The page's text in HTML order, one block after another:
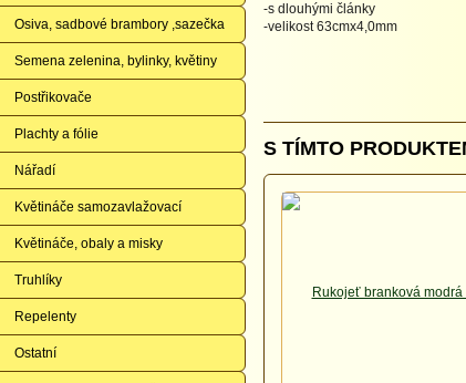
Osiva, sadbové brambory ,sazečka
Semena zelenina, bylinky, květiny
Postřikovače
Plachty a fólie
Nářadí
Květináče samozavlažovací
Květináče, obaly a misky
Truhlíky
Repelenty
Ostatní
-s dlouhými články
-velikost 63cmx4,0mm
S TÍMTO